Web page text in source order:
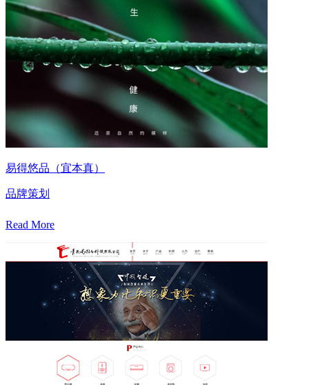
易得悠品（宜本真）
品牌策划
Read More